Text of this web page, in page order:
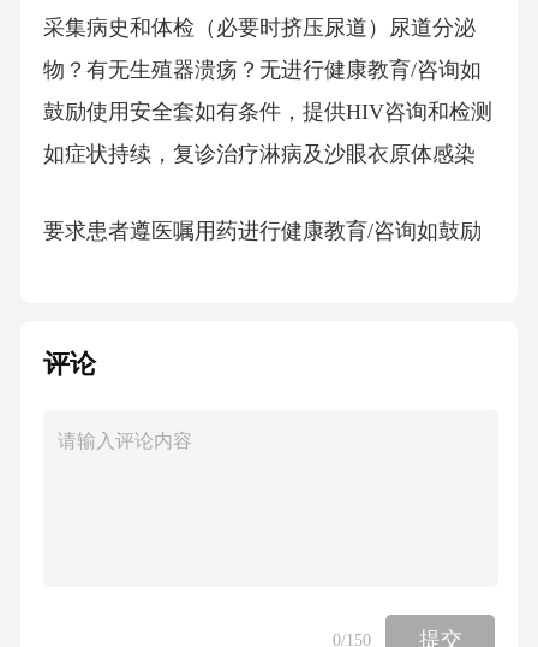
采集病史和体检（必要时挤压尿道）尿道分泌
物？有无生殖器溃疡？无进行健康教育/咨询如
鼓励使用安全套如有条件，提供HIV咨询和检测
如症状持续，复诊治疗淋病及沙眼衣原体感染
要求患者遵医嘱用药进行健康教育/咨询如鼓励
检查男性尿道炎病征处理的流程图精选课件淋
头孢曲松250mg,一次肌注；或-环丙沙星500mg,
评论
0/150 提交